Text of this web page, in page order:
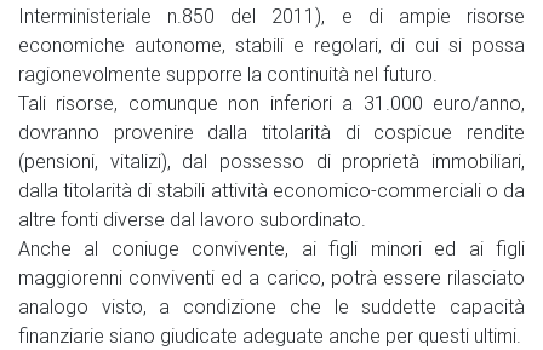
Interministeriale n.850 del 2011), e di ampie risorse
economiche autonome, stabili e regolari, di cui si possa
ragionevolmente supporre la continuità nel futuro.
Tali risorse, comunque non inferiori a 31.000 euro/anno,
dovranno provenire dalla titolarità di cospicue rendite
(pensioni, vitalizi), dal possesso di proprietà immobiliari,
dalla titolarità di stabili attività economico-commerciali o da
altre fonti diverse dal lavoro subordinato.
Anche al coniuge convivente, ai figli minori ed ai figli
maggiorenni conviventi ed a carico, potrà essere rilasciato
analogo visto, a condizione che le suddette capacità
finanziarie siano giudicate adeguate anche per questi ultimi.